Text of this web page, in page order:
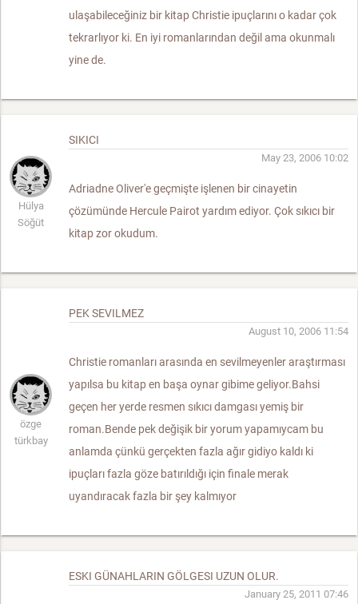
ulaşabileceğiniz bir kitap Christie ipuçlarını o kadar çok
tekrarlıyor ki. En iyi romanlarından değil ama okunmalı
yine de.
Hülya
Söğüt
SIKICI
May 23, 2006 10:02
Adriadne Oliver'e geçmişte işlenen bir cinayetin
çözümünde Hercule Pairot yardım ediyor. Çok sıkıcı bir
kitap zor okudum.
özge
türkbay
PEK SEVILMEZ
August 10, 2006 11:54
Christie romanları arasında en sevilmeyenler araştırması
yapılsa bu kitap en başa oynar gibime geliyor.Bahsi
geçen her yerde resmen sıkıcı damgası yemiş bir
roman.Bende pek değişik bir yorum yapamıycam bu
anlamda çünkü gerçekten fazla ağır gidiyo kaldı ki
ipuçları fazla göze batırıldığı için finale merak
uyandıracak fazla bir şey kalmıyor
ESKI GÜNAHLARIN GÖLGESI UZUN OLUR.
January 25, 2011 07:46